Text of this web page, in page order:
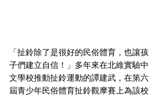
「扯鈴除了是很好的民俗體育，也讓孩
子們建立自信！」多年來在北維實驗中
文學校推動扯鈴運動的譚建武，在第六
屆青少年民俗體育扯鈴觀摩賽上為該校